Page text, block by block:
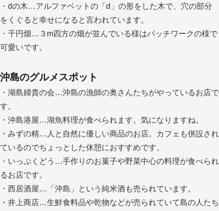
・dの木…アルファベットの「d」の形をした木で、穴の部分
をくぐると幸せになると言われています。
・千円畑…３m四方の畑が並んでいる様はパッチワークの様で
可愛いです。
沖島のグルメスポット
・湖島婦貴の会…沖島の漁師の奥さんたちがやっているお店で
す。
・沖島港屋…湖魚料理が食べられます。気になりますね。
・みずの精…人と自然に優しい商品のお店。カフェも併設され
ているのでちょっとした休憩におすすめです。
・いっぷくどう…手作りのお菓子や野菜中心の料理が食べられ
るお店です。
・西居酒屋…「沖島」という純米酒も売られています。
・井上商店…生鮮食料品や乾物などが売られていて島の人たち